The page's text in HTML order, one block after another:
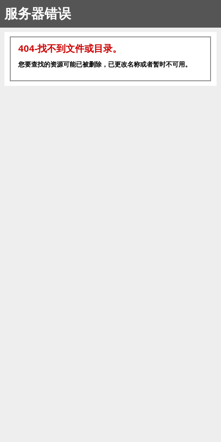
服务器错误
404-找不到文件或目录。
您要查找的资源可能已被删除，已更改名称或者暂时不可用。